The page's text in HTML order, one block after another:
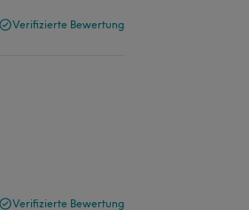
Verifizierte Bewertung
Verifizierte Bewertung